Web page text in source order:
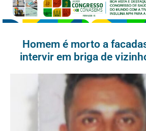
Homem é morto a
intervir em briga de